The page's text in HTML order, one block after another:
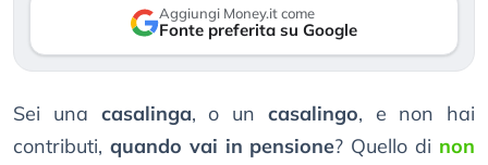
Aggiungi Money.it come
Fonte preferita su Google
Sei una casalinga, o un casalingo, e non hai
contributi, quando vai in pensione? Quello di non